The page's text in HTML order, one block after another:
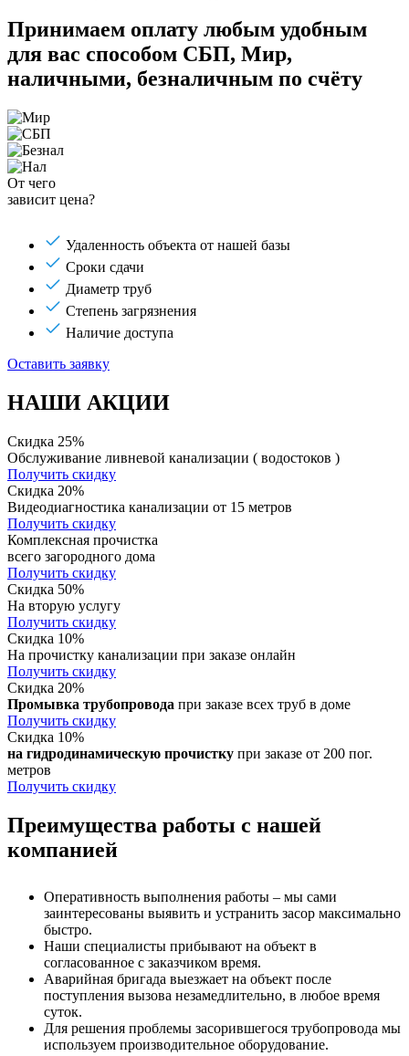
Принимаем оплату любым удобным
для вас способом СБП, Мир,
наличными, безналичным по счёту
От чего
зависит цена?
Удаленность объекта от нашей базы
Сроки сдачи
Диаметр труб
Степень загрязнения
Наличие доступа
Оставить заявку
НАШИ АКЦИИ
Скидка 25%
Обслуживание ливневой канализации ( водостоков )
Получить скидку
Скидка 20%
Видеодиагностика канализации от 15 метров
Получить скидку
Комплексная прочистка
всего загородного дома
Получить скидку
Скидка 50%
На вторую услугу
Получить скидку
Скидка 10%
На прочистку канализации при заказе онлайн
Получить скидку
Скидка 20%
Промывка трубопровода при заказе всех труб в доме
Получить скидку
Скидка 10%
на гидродинамическую прочистку при заказе от 200 пог.
метров
Получить скидку
Преимущества работы с нашей
компанией
Оперативность выполнения работы – мы сами
заинтересованы выявить и устранить засор максимально
быстро.
Наши специалисты прибывают на объект в
согласованное с заказчиком время.
Аварийная бригада выезжает на объект после
поступления вызова незамедлительно, в любое время
суток.
Для решения проблемы засорившегося трубопровода мы
используем производительное оборудование.